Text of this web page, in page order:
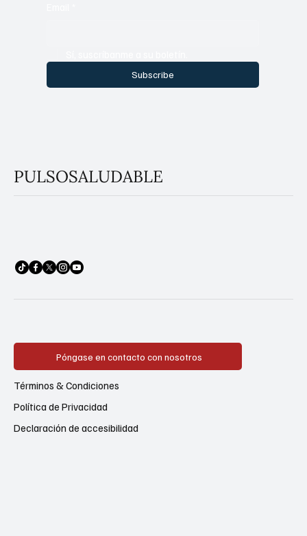
Subscribe
PULSOSALUDABLE
Póngase en contacto con nosotros
Política de Privacidad
Términos & Condiciones
Declaración de accesibilidad